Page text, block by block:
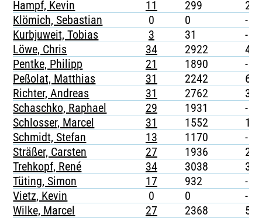
Hampf, Kevin
11 299
2
Klömich, Sebastian
0 0
-
Kurbjuweit, Tobias
3 31
-
Löwe, Chris
34 2922
4
Pentke, Philipp
21 1890
-
Peßolat, Matthias
31 2242
6
Richter, Andreas
31 2762
3
Schaschko, Raphael
29 1931
-
Schlosser, Marcel
31 1552
1
Schmidt, Stefan
13 1170
-
Sträßer, Carsten
27 1936
2
Trehkopf, René
34 3038
3
Tüting, Simon
17 932
-
Vietz, Kevin
0 0
-
Wilke, Marcel
27 2368 5